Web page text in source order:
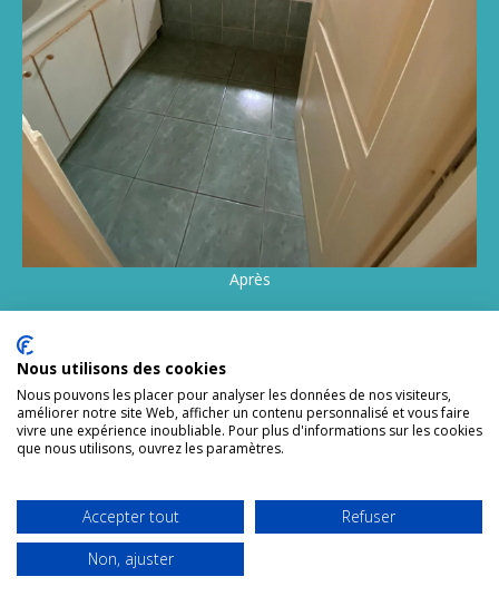
Après
Coup De Propre spécialiste en nettoyage syndrome de
désinfection, la décontamination, la dératisation et la remise
en état après syndrome de diogène.
Le nom « syndrome de Diogène », adopté en 1975, fait
Nous utilisons des cookies
Nous pouvons les placer pour analyser les données de nos visiteurs,
améliorer notre site Web, afficher un contenu personnalisé et vous faire
vivre une expérience inoubliable. Pour plus d'informations sur les cookies
que nous utilisons, ouvrez les paramètres.
Accepter tout
Refuser
Non, ajuster